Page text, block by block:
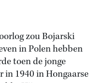
zou Bojarski
in Polen hebben
toen de jonge
in 1940 in Hongaarse